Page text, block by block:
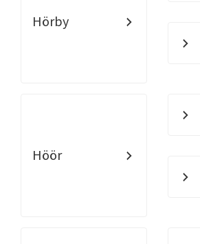
Hörby
Höör